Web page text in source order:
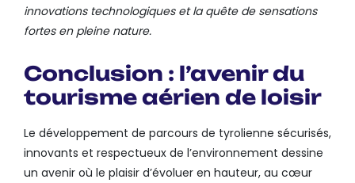
innovations technologiques et la quête de sensations
fortes en pleine nature.
Conclusion : l’avenir du
tourisme aérien de loisir
Le développement de parcours de tyrolienne sécurisés,
innovants et respectueux de l’environnement dessine
un avenir où le plaisir d’évoluer en hauteur, au cœur